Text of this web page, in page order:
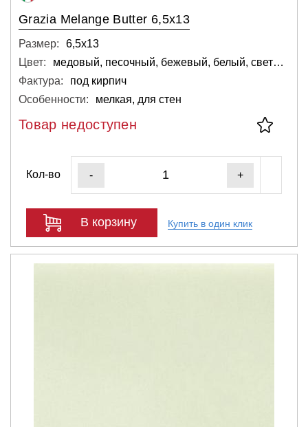
Grazia Melange Butter 6,5x13
Размер:
6,5х13
Цвет:
медовый, песочный, бежевый, белый, светлый
Фактура:
под кирпич
Особенности:
мелкая, для стен
Товар недоступен
Кол-во - +
В корзину Купить в один клик